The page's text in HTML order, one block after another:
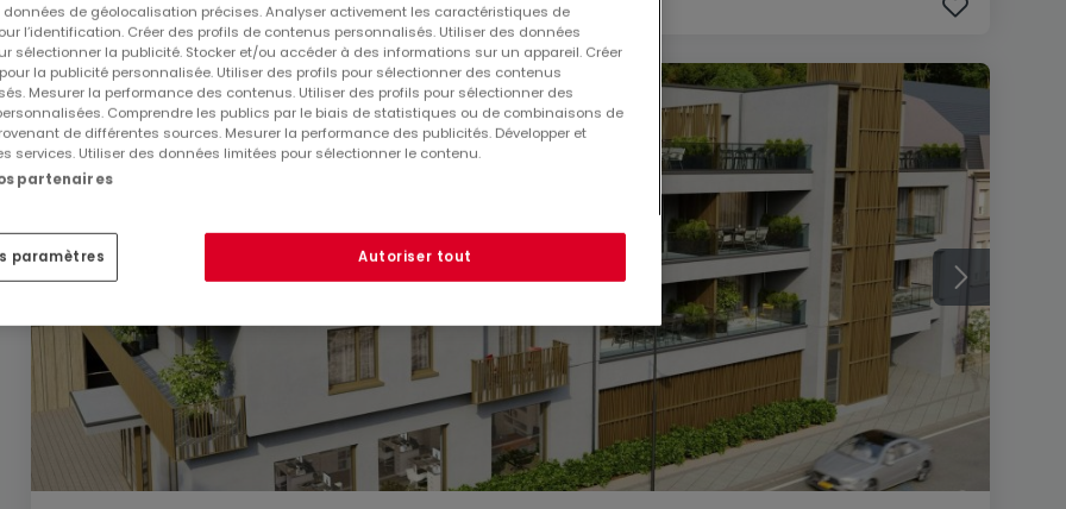
données de géolocalisation précises. Analyser activement les caractéristiques de
l’identification. Créer des profils de contenus personnalisés. Utiliser des données
sélectionner la publicité. Stocker et/ou accéder à des informations sur un appareil. Créer
la publicité personnalisée. Utiliser des profils pour sélectionner des contenus
Mesurer la performance des contenus. Utiliser des profils pour sélectionner des
Comprendre les publics par le biais de statistiques ou de combinaisons de
de différentes sources. Mesurer la performance des publicités. Développer et
services. Utiliser des données limitées pour sélectionner le contenu.
partenaires
paramètres Autoriser tout